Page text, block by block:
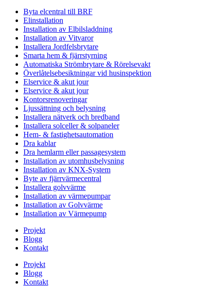
Byta elcentral till BRF
Elinstallation
Installation av Elbilsladdning
Installation av Vitvaror
Installera Jordfelsbrytare
Smarta hem & fjärrstyrning
Automatiska Strömbrytare & Rörelsevakt
Överlåtelsebesiktningar vid husinspektion
Elservice & akut jour
Elservice & akut jour
Kontorsrenoveringar
Ljussättning och belysning
Installera nätverk och bredband
Installera solceller & solpaneler
Hem- & fastighetsautomation
Dra kablar
Dra hemlarm eller passagesystem
Installation av utomhusbelysning
Installation av KNX-System
Byte av fjärrvärmecentral
Installera golvvärme
Installation av värmepumpar
Installation av Golvvärme
Installation av Värmepump
Projekt
Blogg
Kontakt
Projekt
Blogg
Kontakt